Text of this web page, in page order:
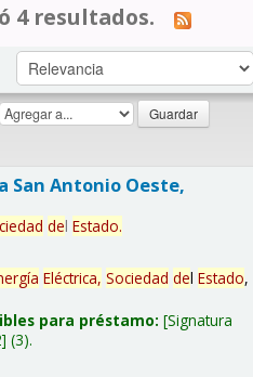
4 resultados.
San Antonio Oeste,
del Estado.
Eléctrica, Sociedad del Estado,
para préstamo: Signatura
(3).